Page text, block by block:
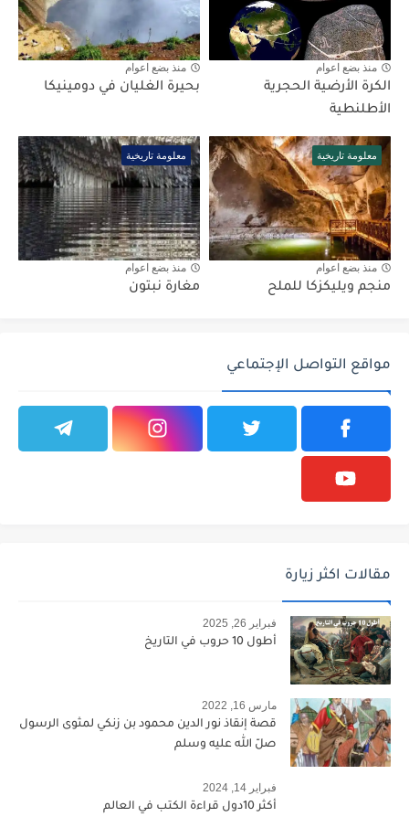
منذ بضع اعوام
الكرة الأرضية الحجرية
الأطلنطية
منذ بضع اعوام
بحيرة الغليان في دومينيكا
معلومة تاريخية
منذ بضع اعوام
منجم ويليكزكا للملح
معلومة تاريخية
منذ بضع اعوام
مغارة نبتون
مواقع التواصل الإجتماعي
مقالات اكثر زيارة
فبراير 26, 2025
أطول 10 حروب في التاريخ
مارس 16, 2022
قصة إنقاذ نور الدين محمود بن زنكي لمثوى الرسول
صلّ الله عليه وسلم
فبراير 14, 2024
أكثر 10دول قراءة الكتب في العالم